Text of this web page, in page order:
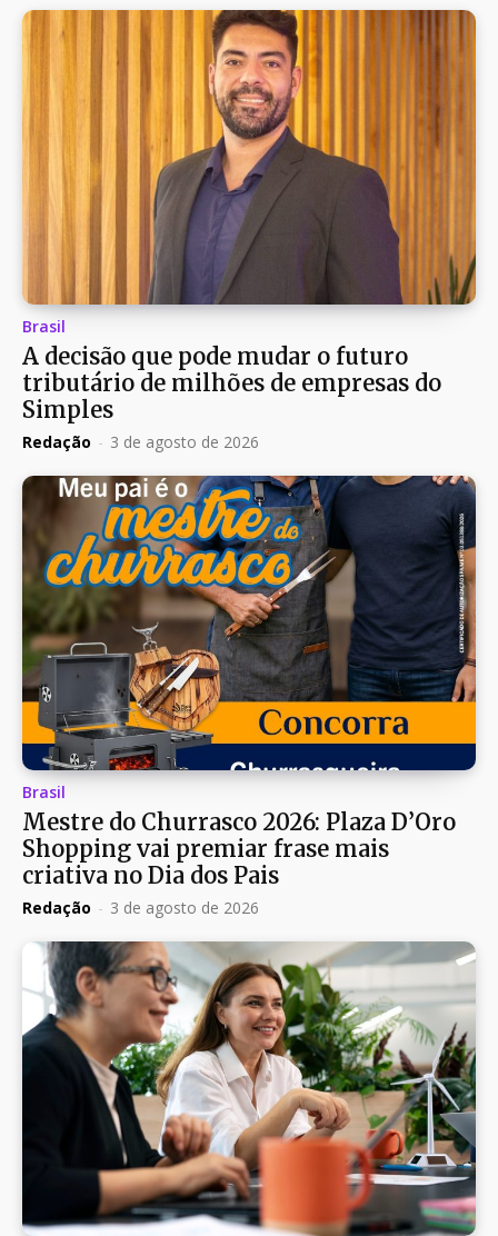
Brasil
A decisão que pode mudar o futuro
tributário de milhões de empresas do
Simples
Redação - 3 de agosto de 2026
Brasil
Mestre do Churrasco 2026: Plaza D’Oro
Shopping vai premiar frase mais
criativa no Dia dos Pais
Redação - 3 de agosto de 2026